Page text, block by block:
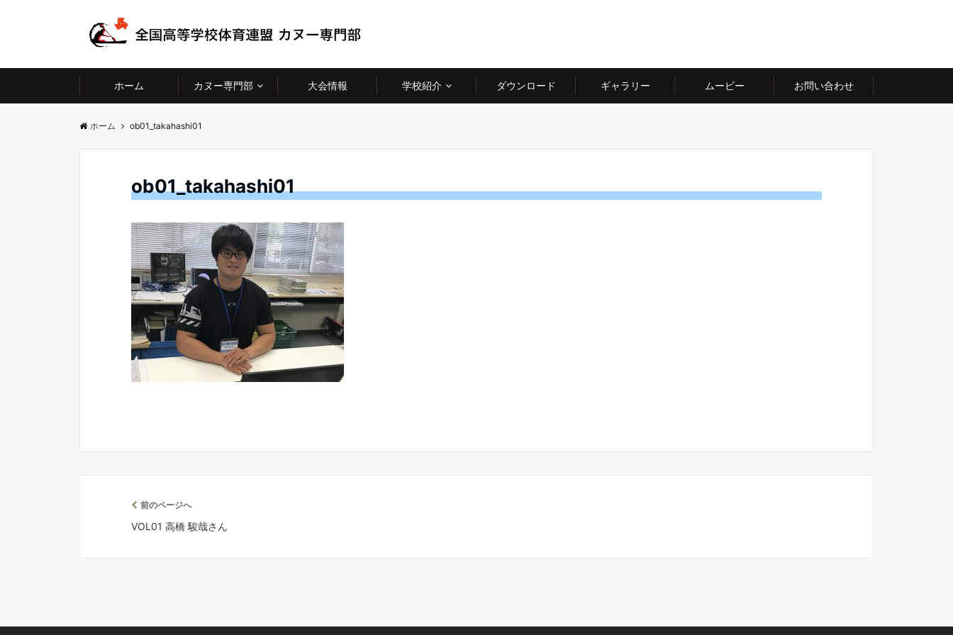
ホーム カヌー専門部 大会情報 学校紹介 ダウンロード ギャラリー ムービー お問い合わせ
ホーム ob01_takahashi01
ob01_takahashi01
前のページへ
VOL01 高橋 駿哉さん